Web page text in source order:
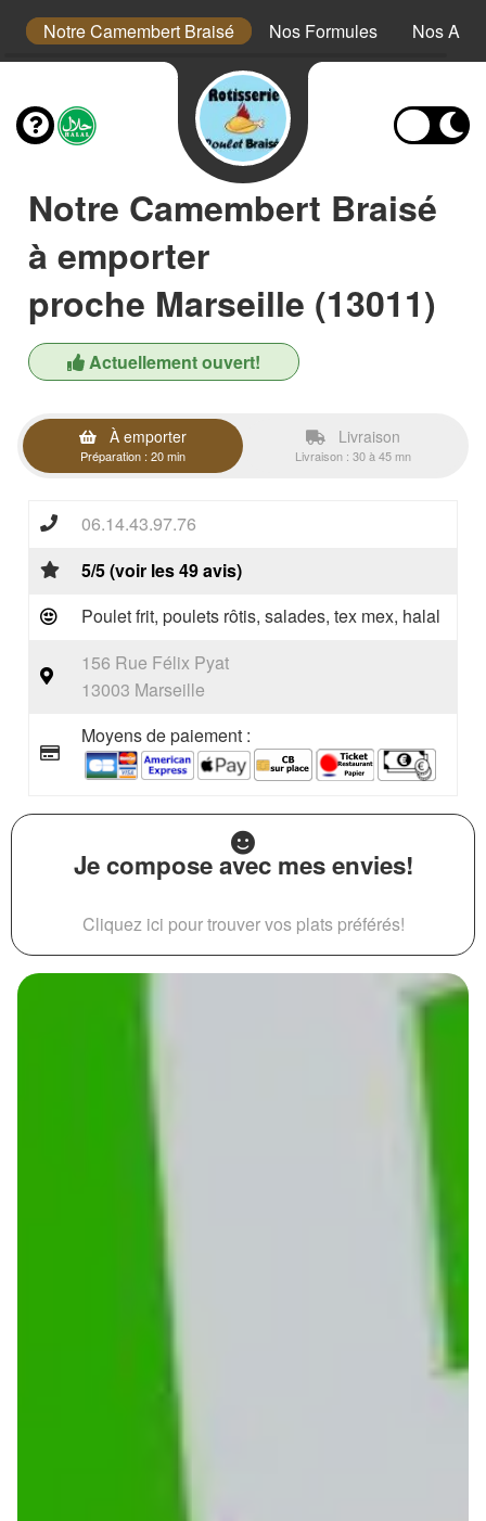
Notre Camembert Braisé Nos Formules Nos
Notre Camembert Braisé
à emporter
proche Marseille (13011)
Actuellement ouvert!
À emporter
Préparation : 20 min
Livraison
Livraison : 30 à 45 mn
06.14.43.97.76
5/5 (voir les 49 avis)
Poulet frit, poulets rôtis, salades, tex mex, halal
156 Rue Félix Pyat
13003 Marseille
Moyens de paiement :
Je compose avec mes envies!
Cliquez ici pour trouver vos plats préférés!